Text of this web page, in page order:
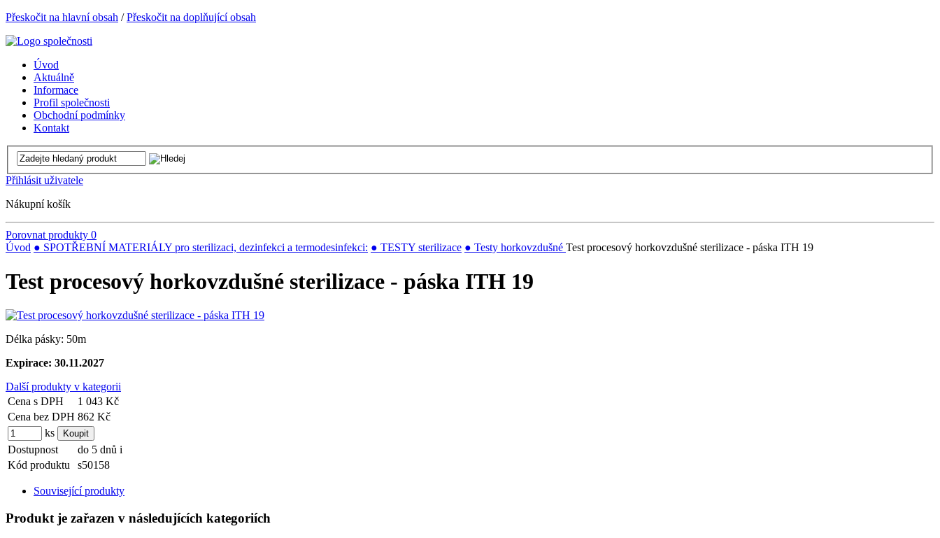
Přeskočit na hlavní obsah /Přeskočit na doplňující obsah
Úvod
Aktuálně
Informace
Profil společnosti
Obchodní podmínky
Kontakt
Přihlásit uživatele
Nákupní košík
Porovnat produkty 0
Úvod ● SPOTŘEBNÍ MATERIÁLY pro sterilizaci, dezinfekci a termodesinfekci: ● TESTY sterilizace ● Testy horkovzdušné Test procesový horkovzdušné sterilizace - páska ITH 19
Test procesový horkovzdušné sterilizace - páska ITH 19
Délka pásky: 50m
Expirace: 30.11.2027
Další produkty v kategorii
Cena s DPH
1 043 Kč
Cena bez DPH 862 Kč
ks
Dostupnost
do 5 dnů i
Kód produktu
s50158
Související produkty
Produkt je zařazen v následujících kategoriích